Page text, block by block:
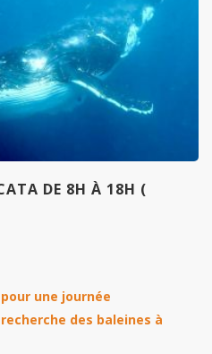
DE 8H À 18H (
une journée
des baleines à